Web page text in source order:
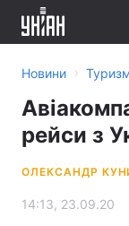
Новини ›
рейси з
ОЛЕКСАНДР
14:13, 23.09.20